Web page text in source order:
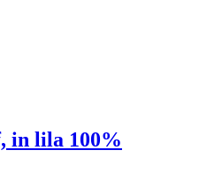
in lila 100%